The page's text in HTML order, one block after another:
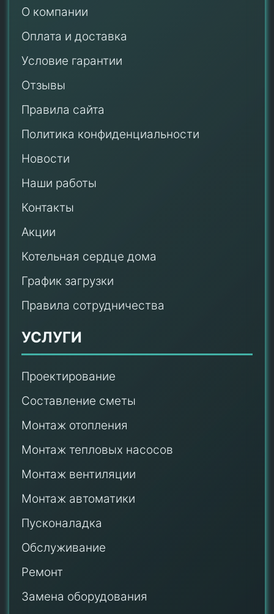
О компании
Оплата и доставка
Условие гарантии
Отзывы
Правила сайта
Политика конфиденциальности
Новости
Наши работы
Контакты
Акции
Котельная сердце дома
График загрузки
Правила сотрудничества
УСЛУГИ
Проектирование
Составление сметы
Монтаж отопления
Монтаж тепловых насосов
Монтаж вентиляции
Монтаж автоматики
Пусконаладка
Обслуживание
Ремонт
Замена оборудования